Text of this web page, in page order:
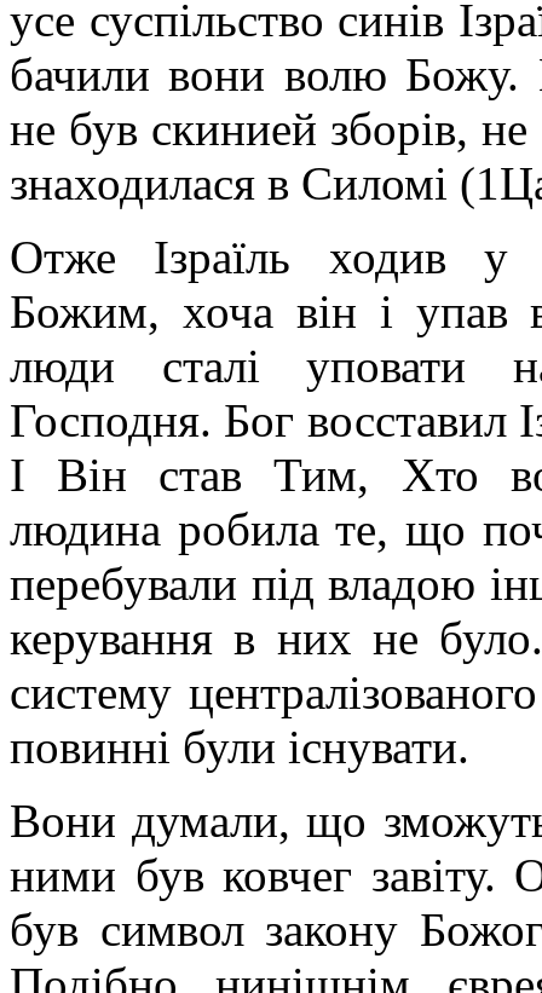
усе суспільство синів
бачили вони волю Божу.
не був скинией зборів,
знаходилася в Силомі
Отже Ізраїль ходив у
Божим, хоча він і упав
люди сталі уповати
Господня. Бог восставил
І Він став Тим, Хто
людина робила те, що
перебували під владою
керування в них не
систему
повинні були існувати.
Вони думали, що
ними був ковчег
був символ закону